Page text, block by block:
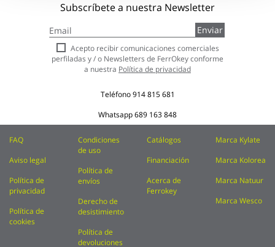
Subscríbete a nuestra Newsletter
a
nuestro
boletín
de
Enviar
Acepto recibir comunicaciones comerciales
perfiladas y / o Newsletters de FerrOkey conforme
a nuestra Política de privacidad
Teléfono914 815 681
Whatsapp689 163 848
FAQ
Aviso legal
Política de
privacidad
Política de
cookies
Condiciones
de uso
Política de
envíos
Derecho de
desistimiento
Política de
devoluciones
Catálogos
Financiación
Acerca de
Ferrokey
Marca Kylate
Marca Kolorea
Marca Natuur
Marca Wesco